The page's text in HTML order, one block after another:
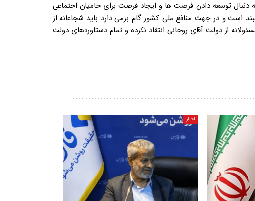
دنبال توسعه دادن فرصت ها و ایجاد فرصت برای حامیان اجتماعی
است و در جهت منافع ملی کشور گام برمی دارد باید شجاعانه از
از دولت آقای روحانی انتقاد نکرده و تمام دستاوردهای دولت
اخبار